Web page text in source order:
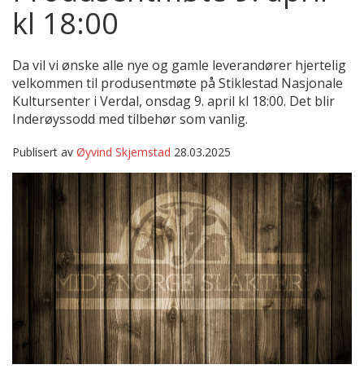
kl 18:00
Da vil vi ønske alle nye og gamle leverandører hjertelig
velkommen til produsentmøte på Stiklestad Nasjonale
Kultursenter i Verdal, onsdag 9. april kl 18:00. Det blir
Inderøyssodd med tilbehør som vanlig.
Publisert av Øyvind Skjemstad 28.03.2025